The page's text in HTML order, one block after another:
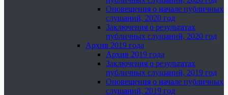
Оповещения о начале публичных
слушаний, 2020 год
Заключения о результатах
публичных слушаний, 2020 год
Архив 2019 года
Архив 2019 года
Заключения о результатах
публичных слушаний, 2019 год
Оповещения о начале публичных
слушаний, 2019 год